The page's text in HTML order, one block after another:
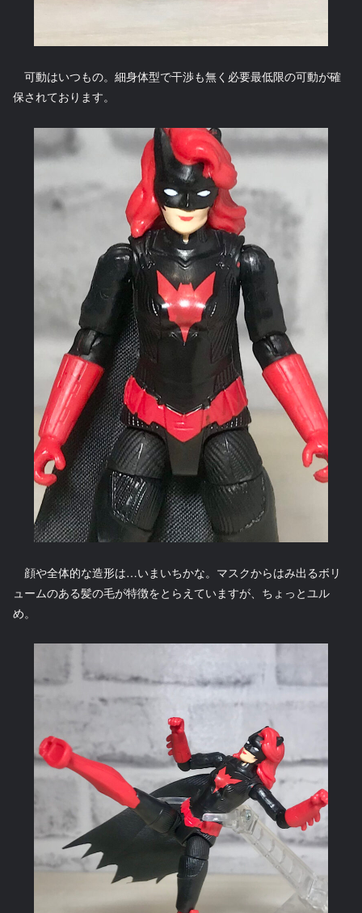
可動はいつもの。細身体型で干渉も無く必要最低限の可動が確
保されております。
顔や全体的な造形は…いまいちかな。マスクからはみ出るボリ
ュームのある髪の毛が特徴をとらえていますが、ちょっとユル
め。